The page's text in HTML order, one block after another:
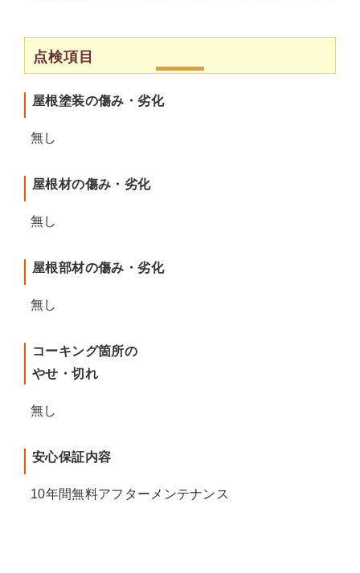
点検項目
屋根塗装の傷み・劣化
無し
屋根材の傷み・劣化
無し
屋根部材の傷み・劣化
無し
コーキング箇所の
やせ・切れ
無し
安心保証内容
10年間無料アフターメンテナンス